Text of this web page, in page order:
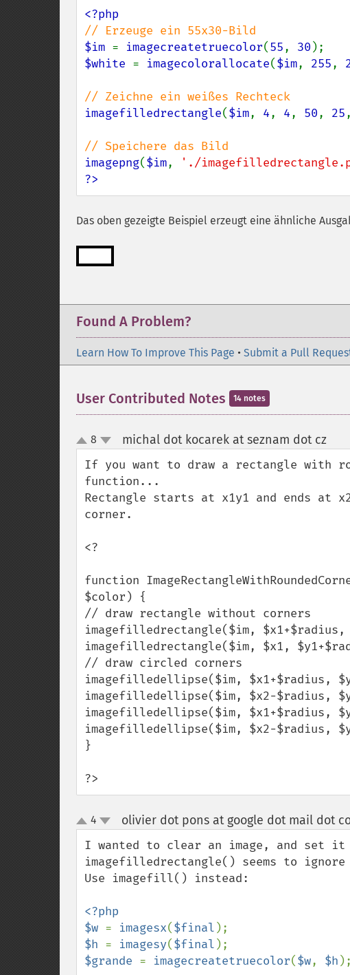
$im = imagecreatetruecolor(55, 30
$white = imagecolorallocate($im, 255,
imagefilledrectangle($im, 4, 4, 50, 25
imagepng($im, './
?>
Das oben gezeigte Beispiel erzeugt eine ähnliche
Found A Problem?
Learn How To Improve This Page • Submit a Pull
User Contributed Notes 14 notes
up
down
8 michal dot kocarek at seznam dot cz¶
If you want to draw a rectangle with
function...
Rectangle starts at x1y1 and ends at
corner.
<?
function
$color) {
// draw rectangle without corners
imagefilledrectangle($im,
imagefilledrectangle($im, $x1,
// draw circled corners
imagefilledellipse($im, $x1+$radius,
imagefilledellipse($im, $x2-$radius,
imagefilledellipse($im, $x1+$radius,
imagefilledellipse($im, $x2-$radius,
}
?>
up
down
4 olivier dot pons at google dot mail dot
I wanted to clear an image, and set
imagefilledrectangle() seems to
Use imagefill() instead:
<?php
$w = imagesx($final
$h = imagesy($final
$grande = imagecreatetruecolor($w, $h );